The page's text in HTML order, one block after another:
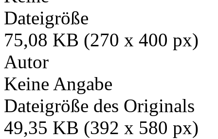
Dateigröße
75,08 KB (270 x 400 px)
Autor
Keine Angabe
Dateigröße des Originals
49,35 KB (392 x 580 px)